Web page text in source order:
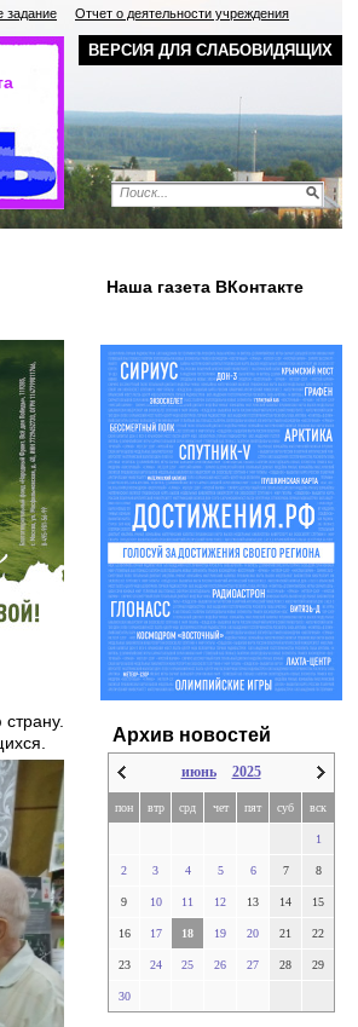
ВЕРСИЯ ДЛЯ СЛАБОВИДЯЩИХ
задание Отчет о деятельности учреждения
Наша газета ВКонтакте
Архив новостей
июнь 2025
пон втр срд чет пят суб вск
1
2 3 4 5 6 7 8
9 10 11 12 13 14 15
16 17 18 19 20 21 22
23 24 25 26 27 28 29
30